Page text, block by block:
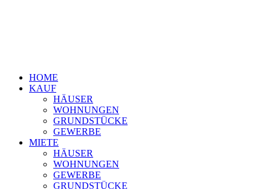
HOME
KAUF
HÄUSER
WOHNUNGEN
GRUNDSTÜCKE
GEWERBE
MIETE
HÄUSER
WOHNUNGEN
GEWERBE
GRUNDSTÜCKE